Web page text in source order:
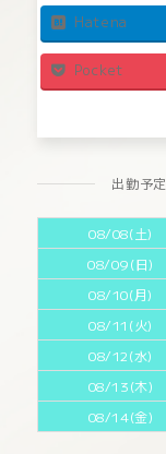
Hatena
Pocket
出勤予定
08/08(土)
08/09(日)
08/10(月)
08/11(火)
08/12(水)
08/13(木)
08/14(金)